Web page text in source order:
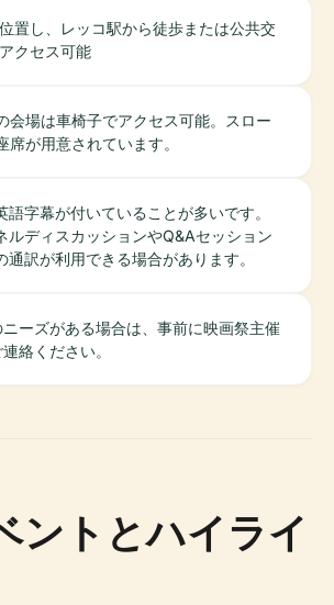
置し、レッコ駅から徒歩または公共交
クセス可能
会場は車椅子でアクセス可能。スロー
席が用意されています。
語字幕が付いていることが多いです。
ルディスカッションやQ&Aセッション
通訳が利用できる場合があります。
ーズがある場合は、事前に映画祭主催
絡ください。
ントとハイライ